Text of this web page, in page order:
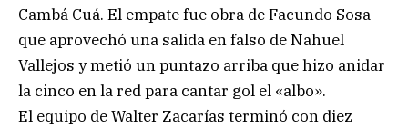
Cambá Cuá. El empate fue obra de Facundo Sosa
que aprovechó una salida en falso de Nahuel
Vallejos y metió un puntazo arriba que hizo anidar
la cinco en la red para cantar gol el «albo».
El equipo de Walter Zacarías terminó con diez